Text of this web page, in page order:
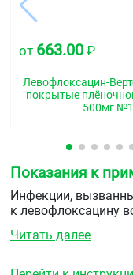
от 663.00 ₽
Левофлоксацин-
покрытые
500мг
Показания к
Инфекции,
к левофлоксацину
нижних
пневмония)
Читать далее